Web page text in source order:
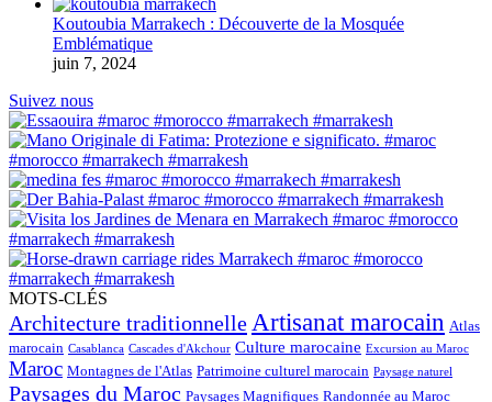
Koutoubia Marrakech : Découverte de la Mosquée
Emblématique
juin 7, 2024
Suivez nous
MOTS-CLÉS
Architecture traditionnelle Artisanat marocain Atlas
marocain Casablanca Cascades d'Akchour Culture marocaine Excursion au Maroc
Maroc Montagnes de l'Atlas Patrimoine culturel marocain Paysage naturel
Paysages du Maroc Paysages Magnifiques Randonnée au Maroc